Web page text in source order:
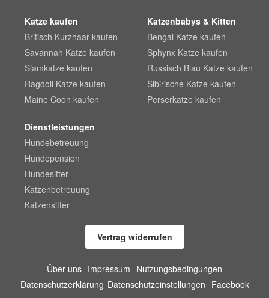
Katze kaufen
Britisch Kurzhaar kaufen
Savannah Katze kaufen
Siamkatze kaufen
Ragdoll Katze kaufen
Maine Coon kaufen
Katzenbabys & Kitten
Bengal Katze kaufen
Sphynx Katze kaufen
Russisch Blau Katze kaufen
Sibirische Katze kaufen
Perserkatze kaufen
Dienstleistungen
Hundebetreuung
Hundepension
Hundesitter
Katzenbetreuung
Katzensitter
Vertrag widerrufen
Über uns Impressum Nutzungsbedingungen
Datenschutzerklärung Datenschutzeinstellungen Facebook